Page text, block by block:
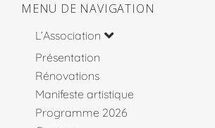
MENU DE NAVIGATION
L’Association
Présentation
Rénovations
Manifeste artistique
Programme 2026